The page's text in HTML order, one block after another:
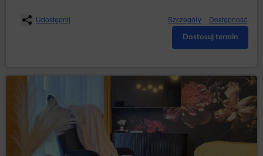
od jej otrzymania, o czym informuje Gościa w tej samej
Jeżeli informacje podane w reklamacji wymagają
reklamacji. Termin, o którym mowa w pkt 3 biegnie dla
Usługodawcy od momentu otrzymania uzupełnionej
W wypadku odmowy uwzględnienia reklamacji
Usługodawca jest obowiązany szczegółowo uzasadnić
na piśmie lub w formie elektronicznej przyczyny
odmowy.
Udostępnij Szczegóły Dostępność
Dostosuj termin